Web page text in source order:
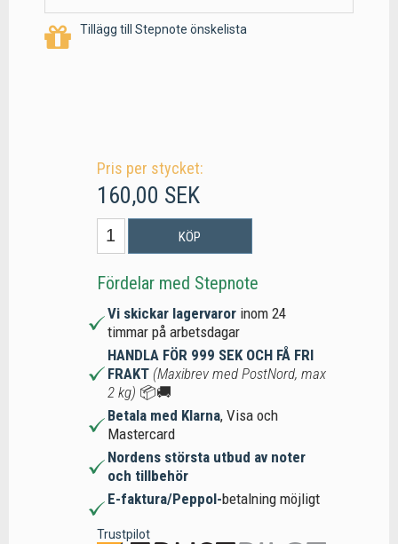
Tillägg till Stepnote önskelista
Pris per stycket:
160,00 SEK
KÖP
Fördelar med Stepnote
Vi skickar lagervaror inom 24
timmar på arbetsdagar
HANDLA FÖR 999 SEK OCH FÅ FRI
FRAKT (Maxibrev med PostNord, max
2 kg) 📦🚚
Betala med Klarna, Visa och
Mastercard
Nordens största utbud av noter
och tillbehör
E-faktura/Peppol-betalning möjligt
Trustpilot